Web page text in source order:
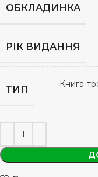
ОБКЛАДИНКА
РІК ВИДАННЯ
ТИП
Книга-